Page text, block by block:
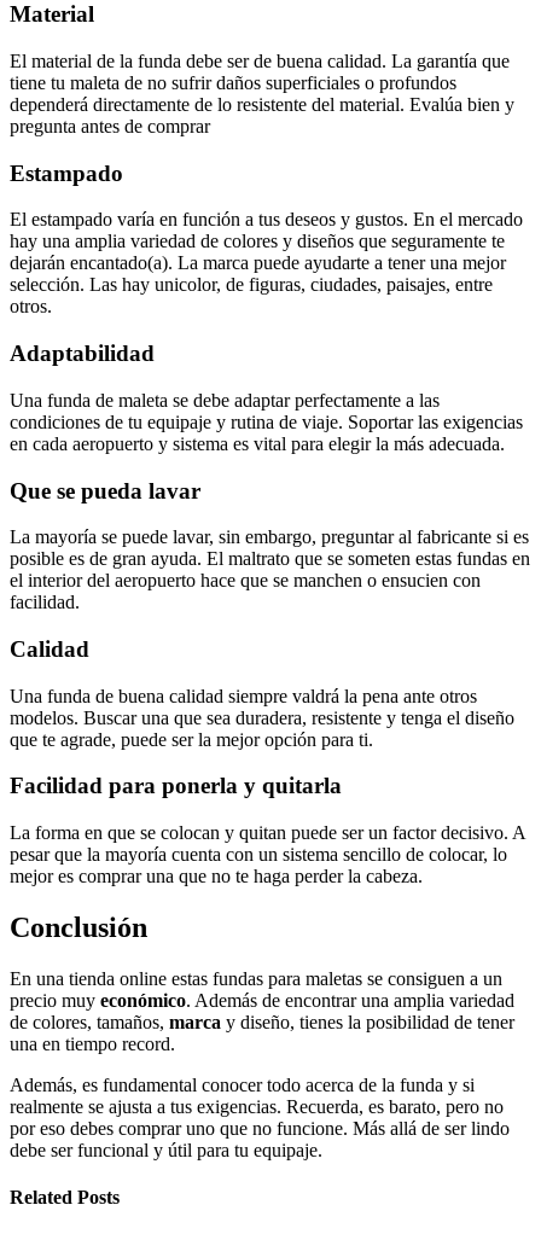
Material
El material de la funda debe ser de buena calidad. La garantía que
tiene tu maleta de no sufrir daños superficiales o profundos
dependerá directamente de lo resistente del material. Evalúa bien y
pregunta antes de comprar
Estampado
El estampado varía en función a tus deseos y gustos. En el mercado
hay una amplia variedad de colores y diseños que seguramente te
dejarán encantado(a). La marca puede ayudarte a tener una mejor
selección. Las hay unicolor, de figuras, ciudades, paisajes, entre
otros.
Adaptabilidad
Una funda de maleta se debe adaptar perfectamente a las
condiciones de tu equipaje y rutina de viaje. Soportar las exigencias
en cada aeropuerto y sistema es vital para elegir la más adecuada.
Que se pueda lavar
La mayoría se puede lavar, sin embargo, preguntar al fabricante si es
posible es de gran ayuda. El maltrato que se someten estas fundas en
el interior del aeropuerto hace que se manchen o ensucien con
facilidad.
Calidad
Una funda de buena calidad siempre valdrá la pena ante otros
modelos. Buscar una que sea duradera, resistente y tenga el diseño
que te agrade, puede ser la mejor opción para ti.
Facilidad para ponerla y quitarla
La forma en que se colocan y quitan puede ser un factor decisivo. A
pesar que la mayoría cuenta con un sistema sencillo de colocar, lo
mejor es comprar una que no te haga perder la cabeza.
Conclusión
En una tienda online estas fundas para maletas se consiguen a un
precio muy económico. Además de encontrar una amplia variedad
de colores, tamaños, marca y diseño, tienes la posibilidad de tener
una en tiempo record.
Además, es fundamental conocer todo acerca de la funda y si
realmente se ajusta a tus exigencias. Recuerda, es barato, pero no
por eso debes comprar uno que no funcione. Más allá de ser lindo
debe ser funcional y útil para tu equipaje.
Related Posts